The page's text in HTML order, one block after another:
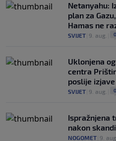
Netanyahu:
plan za
Hamas ne
SVIJET 9. aug. 0
Uklonjena
centra
poslije
SVIJET 9. aug. 0
Ispražnjena
nakon
NOGOMET 9. aug.